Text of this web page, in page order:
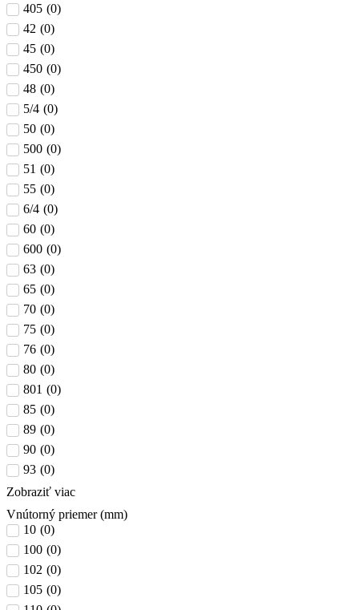
405 (0)
42 (0)
45 (0)
450 (0)
48 (0)
5/4 (0)
50 (0)
500 (0)
51 (0)
55 (0)
6/4 (0)
60 (0)
600 (0)
63 (0)
65 (0)
70 (0)
75 (0)
76 (0)
80 (0)
801 (0)
85 (0)
89 (0)
90 (0)
93 (0)
Zobraziť viac
Vnútorný priemer (mm)
10 (0)
100 (0)
102 (0)
105 (0)